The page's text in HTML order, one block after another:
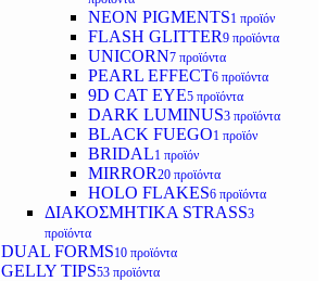
NEON PIGMENTS1 προϊόν
FLASH GLITTER9 προϊόντα
UNICORN7 προϊόντα
PEARL EFFECT6 προϊόντα
9D CAT EYE5 προϊόντα
DARK LUMINUS3 προϊόντα
BLACK FUEGO1 προϊόν
BRIDAL1 προϊόν
MIRROR20 προϊόντα
HOLO FLAKES6 προϊόντα
ΔΙΑΚΟΣΜΗΤΙΚΑ STRASS3
προϊόντα
DUAL FORMS10 προϊόντα
GELLY TIPS53 προϊόντα